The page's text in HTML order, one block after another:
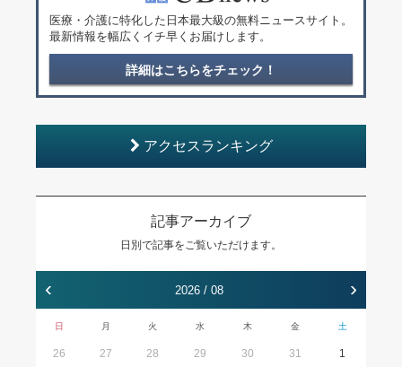
医療・介護に特化した日本最大級の無料ニュースサイト。
最新情報を幅広くイチ早くお届けします。
詳細はこちらをチェック！
アクセスランキング
記事アーカイブ
日別で記事をご覧いただけます。
‹ 2026 / 08 ›
日 月 火 水 木 金 土
26 27 28 29 30 31 1